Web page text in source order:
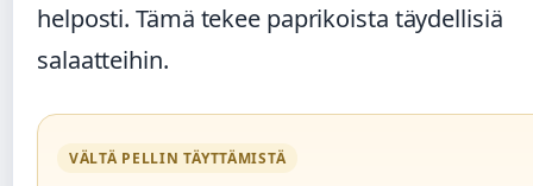
helposti. Tämä tekee paprikoista täydellisiä
salaatteihin.
VÄLTÄ PELLIN TÄYTTÄMISTÄ